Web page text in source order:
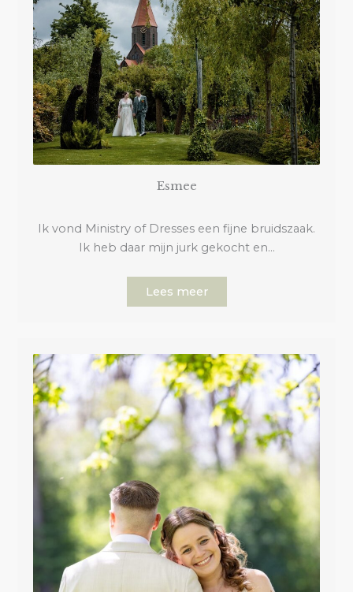
Esmee
Ik vond Ministry of Dresses een fijne bruidszaak.
Ik heb daar mijn jurk gekocht en…
Lees meer